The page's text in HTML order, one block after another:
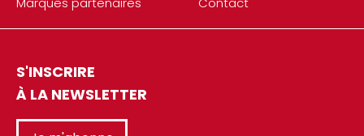
S'INSCRIRE
À LA NEWSLETTER